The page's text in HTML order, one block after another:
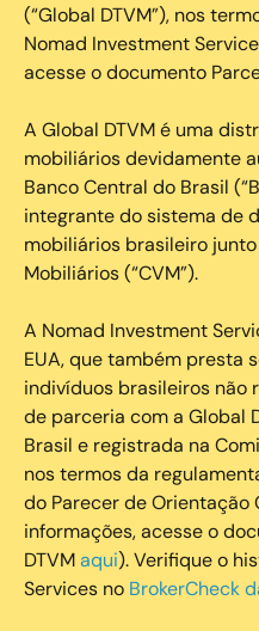
(“Global DTVM”), nos
Nomad Investment
acesse o documento
A Global DTVM é uma
mobiliários devidamente
Banco Central do Brasil
integrante do sistema de
mobiliários brasileiro
Mobiliários (“CVM”).
‍A Nomad Investment
EUA, que também presta
indivíduos brasileiros não
de parceria com a Global
Brasil e registrada na
nos termos da
do Parecer de
informações, acesse o
DTVMaqui). Verifique o
Services no BrokerCheck